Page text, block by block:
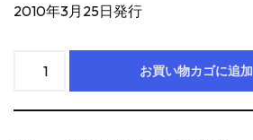
2010年3月25日発行
お買い物カゴに追加